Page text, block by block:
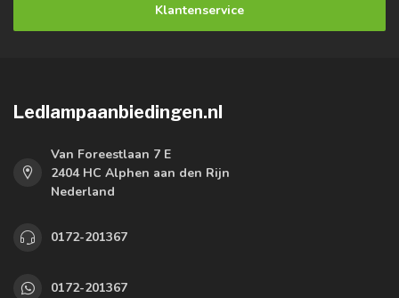
Klantenservice
Ledlampaanbiedingen.nl
Van Foreestlaan 7 E
2404 HC Alphen aan den Rijn
Nederland
0172-201367
0172-201367